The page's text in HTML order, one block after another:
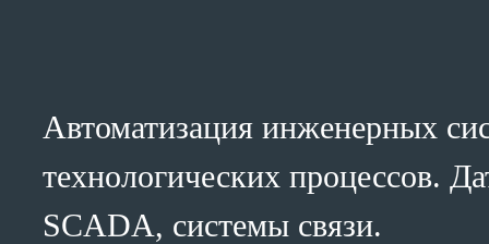
Автоматизация инженерных
технологических процессов.
SCADA, системы связи.